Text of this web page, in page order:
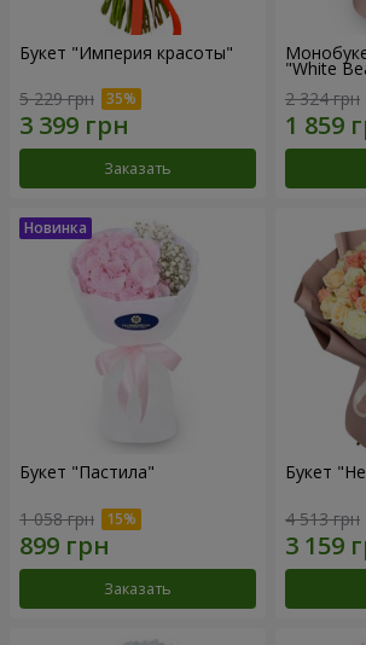
Букет "Империя красоты"
5 229 грн
Заказать
"White
2 324 грн
Букет "Пастила"
1 058 грн
Заказать
Букет
4 513 грн